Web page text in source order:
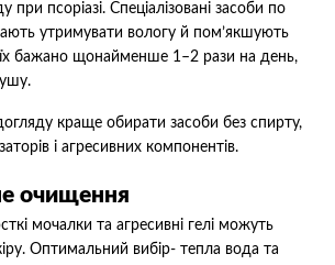
при псоріазі. Спеціалізовані засоби по
утримувати вологу й пом’якшують
бажано щонайменше 1–2 рази на день,
краще обирати засоби без спирту,
і агресивних компонентів.
очищення
мочалки та агресивні гелі можуть
Оптимальний вибір- тепла вода та